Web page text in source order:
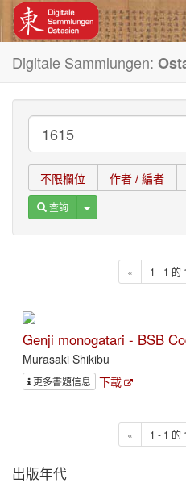
Digitale Sammlungen:
不限欄位 作者 / 編者
查詢 Toggle Dropdown
« 1 - 1 的
Genji monogatari - BSB
Murasaki Shikibu
更多書題信息 下載
« 1 - 1 的
出版年代